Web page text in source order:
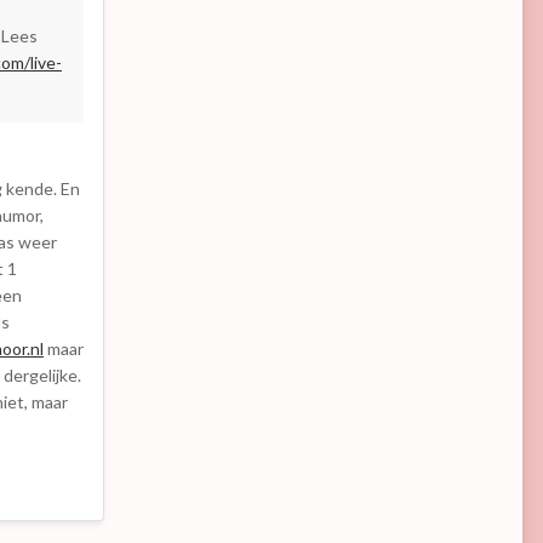
live-
En
weer
1
maar
maar